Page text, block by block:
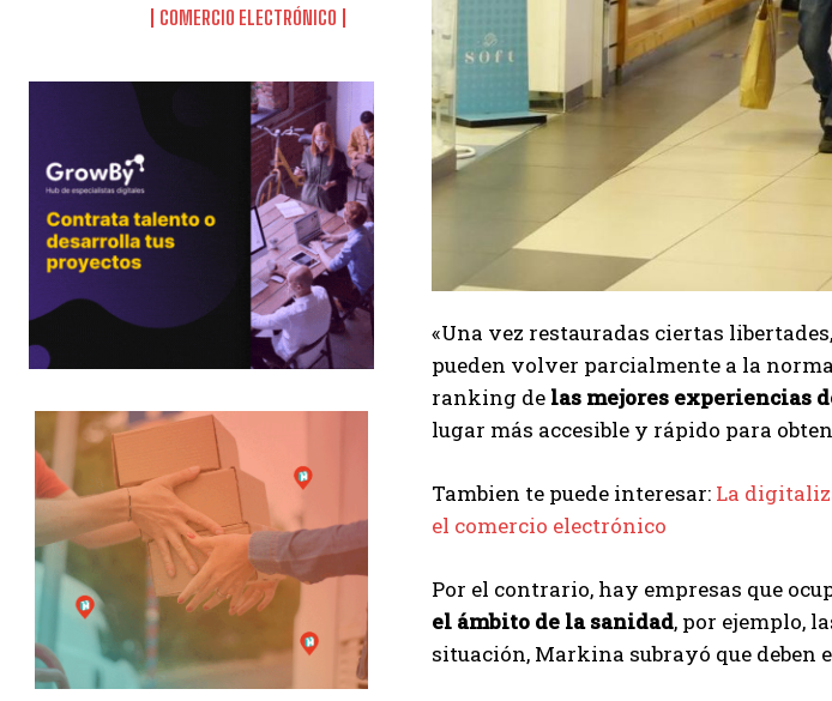
COMERCIO ELECTRÓNICO
«Una vez restauradas ciertas
pueden volver parcialmente a la
ranking de las mejores experiencias
lugar más accesible y rápido para
Tambien te puede interesar: La
el comercio electrónico
Por el contrario, hay empresas que
el ámbito de la sanidad, por ejemplo,
situación, Markina subrayó que deben